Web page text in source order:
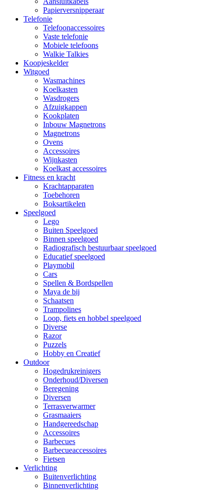
Papierversnipperaar
Telefonie
Telefoonaccessoires
Vaste telefonie
Mobiele telefoons
Walkie Talkies
Koopjeskelder
Witgoed
Wasmachines
Koelkasten
Wasdrogers
Afzuigkappen
Kookplaten
Inbouw Magnetrons
Magnetrons
Ovens
Accessoires
Wijnkasten
Koelkast accessoires
Fitness en kracht
Krachtapparaten
Toebehoren
Boksartikelen
Speelgoed
Lego
Buiten Speelgoed
Binnen speelgoed
Radiografisch bestuurbaar speelgoed
Educatief speelgoed
Playmobil
Cars
Spellen & Bordspellen
Maya de bij
Schaatsen
Trampolines
Loop, fiets en hobbel speelgoed
Diverse
Razor
Puzzels
Hobby en Creatief
Outdoor
Hogedrukreinigers
Onderhoud/Diversen
Beregening
Diversen
Terrasverwarmer
Grasmaaiers
Handgereedschap
Accessoires
Barbecues
Barbecueaccessoires
Fietsen
Verlichting
Buitenverlichting
Binnenverlichting